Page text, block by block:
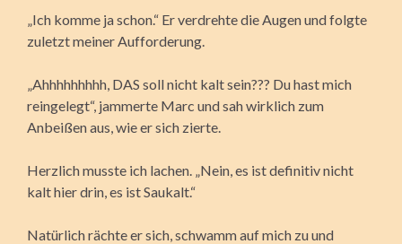
„Ich komme ja schon.“ Er verdrehte die Augen und folgte
zuletzt meiner Aufforderung.
„Ahhhhhhhhh, DAS soll nicht kalt sein??? Du hast mich
reingelegt“, jammerte Marc und sah wirklich zum
Anbeißen aus, wie er sich zierte.
Herzlich musste ich lachen. „Nein, es ist definitiv nicht
kalt hier drin, es ist Saukalt.“
Natürlich rächte er sich, schwamm auf mich zu und